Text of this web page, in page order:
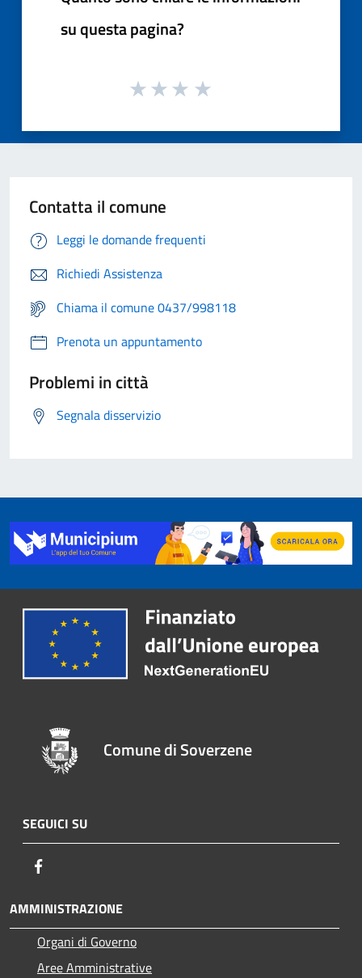
su questa pagina?
Contatta il comune
Leggi le domande frequenti
Richiedi Assistenza
Chiama il comune 0437/998118
Prenota un appuntamento
Problemi in città
Segnala disservizio
Comune di Soverzene
SEGUICI SU
AMMINISTRAZIONE
Organi di Governo
Aree Amministrative